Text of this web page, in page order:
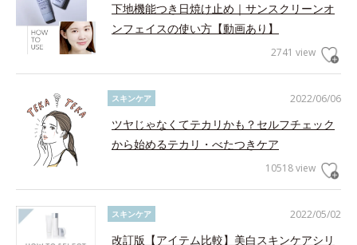
下地機能つき日焼け止め｜サンスクリーンオ
ンフェイスの使い方【動画あり】
2741 view
2022/06/06
スキンケア
ツヤじゃなくてテカリかも？セルフチェック
から始めるテカリ・べたつきケア
10518 view
2022/05/02
スキンケア
改訂版【アイテム比較】美白スキンケアシリ